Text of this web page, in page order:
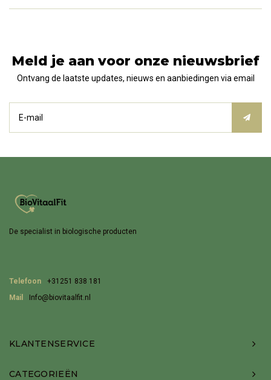
Meld je aan voor onze nieuwsbrief
Ontvang de laatste updates, nieuws en aanbiedingen via email
De specialist in biologische producten
Telefoon
+31251 838 181
Mail
Info@biovitaalfit.nl
KLANTENSERVICE
CATEGORIEËN